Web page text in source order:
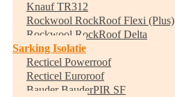
Knauf TR312
Rockwool RockRoof Flexi (Plus)
Rockwool RockRoof Delta
Sarking Isolatie
Recticel Powerroof
Recticel Euroroof
Bauder BauderPIR SF